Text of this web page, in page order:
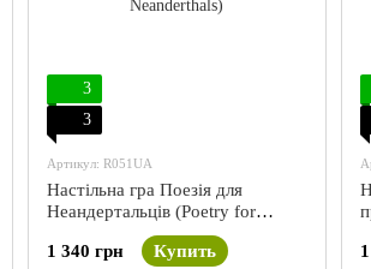
3
3
Артикул: R051UA
Настільна гра Поезія для
Неандертальців (Poetry for
Neanderthals)
1 340 грн
Купить